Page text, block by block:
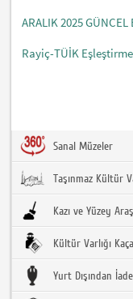
ARALIK 2025 GÜNCEL
Rayiç-TÜİK
Sanal Müzeler
Taşınmaz Kültür
Kazı ve Yüzey
Kültür Varlığı
Yurt Dışından